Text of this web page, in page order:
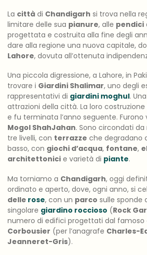
La città di Chandigarh si trova nella
limitare delle sua pianure, alle pendici
progettata e costruita alla fine degli
dare alla regione una nuova capitale,
Lahore, dovuta all’ottenuta
Una piccola digressione, a Lahore, in
trovare i Giardini Shalimar, uno degli
rappresentativi di giardini moghul.
attrazioni della città. La loro costruzione
e fu terminata l’anno seguente. Furono
Mogol ShahJahan. Sono circondati
tre livelli, con terrazze che degradano
basso, con giochi d’acqua, fontane,
architettonici e varietà di piante.
Ma torniamo a Chandigarh, oggi
ordinato e aperto, dove, ogni anno, si
delle rose, con un parco sulle sponde
singolare giardino roccioso (Rock
numero di edifici progettati dal famoso
Corbousier (per l’anagrafe Charles-
Jeanneret-Gris).